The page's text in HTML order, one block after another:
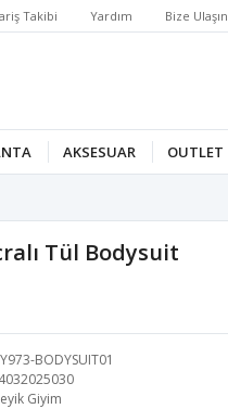
Takibi Yardım Bize Ulaşın
AKSESUAR OUTLET
Tül Bodysuit
BODYSUIT01
Giyim